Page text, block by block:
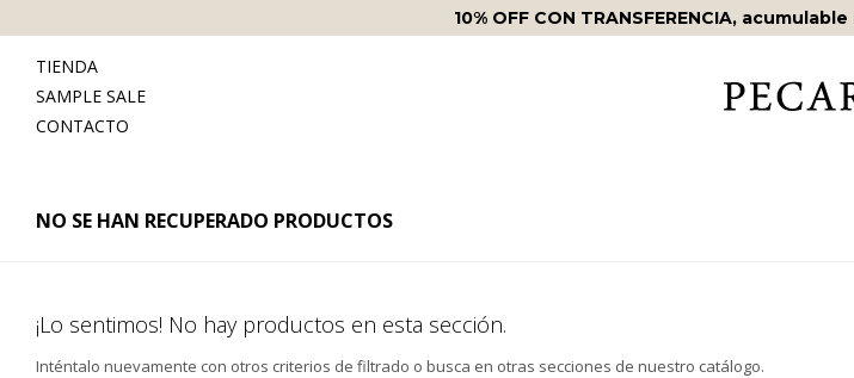
10% OFF CON TRANSFERENCIA, acumulable
TIENDA
SAMPLE SALE
CONTACTO
NO SE HAN RECUPERADO PRODUCTOS
¡Lo sentimos! No hay productos en esta sección.
Inténtalo nuevamente con otros criterios de filtrado o busca en otras secciones de nuestro catálogo.